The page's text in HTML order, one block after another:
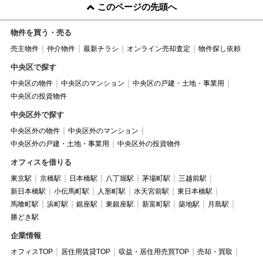
このページの先頭へ
物件を買う・売る
売主物件 仲介物件 最新チラシ オンライン売却査定 物件探し依頼
中央区で探す
中央区の物件 中央区のマンション
中央区の戸建・土地・事業用
中央区の投資物件
中央区外で探す
中央区外の物件
中央区外のマンション
中央区外の戸建・土地・事業用
中央区外の投資物件
オフィスを借りる
東京駅 京橋駅 日本橋駅 八丁堀駅 茅場町駅
三越前駅
新日本橋駅
小伝馬町駅 人形町駅 水天宮前駅
東日本橋駅
馬喰町駅
浜町駅 銀座駅 東銀座駅 新富町駅 築地駅
月島駅
勝どき駅
企業情報
オフィスTOP 居住用賃貸TOP 収益・居住用売買TOP
売却・買取